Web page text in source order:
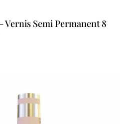
Vernis Semi Permanent 8